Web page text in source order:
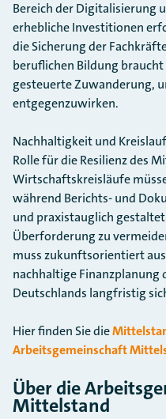
Bereich der Digitalisierung
erhebliche Investitionen
die Sicherung der
beruflichen Bildung
gesteuerte Zuwanderung,
entgegenzuwirken.
Nachhaltigkeit und
Rolle für die Resilienz des
Wirtschaftskreisläufe
während Berichts- und
und praxistauglich
Überforderung zu
muss zukunftsorientiert
nachhaltige
Deutschlands langfristig
Hier finden Sie die
Arbeitsgemeinschaft
Über die
Mittelstand